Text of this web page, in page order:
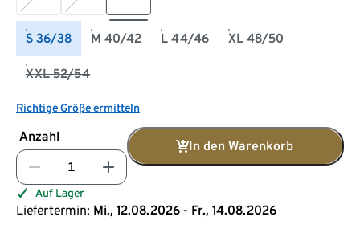
S 36/38 M 40/42 L 44/46 XL 48/50
XXL 52/54
Richtige Größe ermitteln
Anzahl
In den Warenkorb
Auf Lager
Liefertermin: Mi., 12.08.2026 - Fr., 14.08.2026